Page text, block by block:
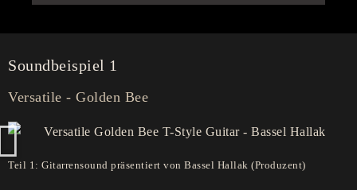
Soundbeispiel 1
Versatile - Golden Bee
Teil 1: Gitarrensound präsentiert von Bassel Hallak (Produzent)